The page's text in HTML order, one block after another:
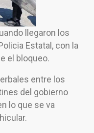
llegaron los
Estatal, con la
el bloqueo.
entre los
del gobierno
lo que se va